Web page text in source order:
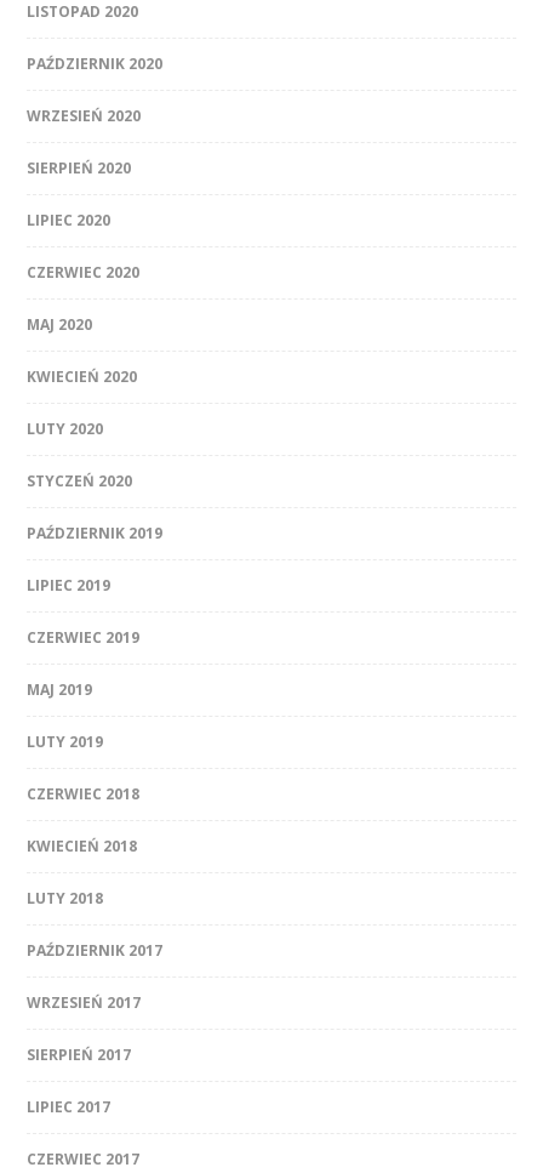
LISTOPAD 2020
PAŹDZIERNIK 2020
WRZESIEŃ 2020
SIERPIEŃ 2020
LIPIEC 2020
CZERWIEC 2020
MAJ 2020
KWIECIEŃ 2020
LUTY 2020
STYCZEŃ 2020
PAŹDZIERNIK 2019
LIPIEC 2019
CZERWIEC 2019
MAJ 2019
LUTY 2019
CZERWIEC 2018
KWIECIEŃ 2018
LUTY 2018
PAŹDZIERNIK 2017
WRZESIEŃ 2017
SIERPIEŃ 2017
LIPIEC 2017
CZERWIEC 2017